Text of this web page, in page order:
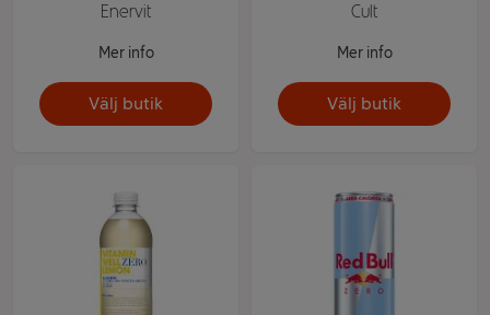
Enervit
Mer info
Välj butik
Cult
Mer info
Välj butik